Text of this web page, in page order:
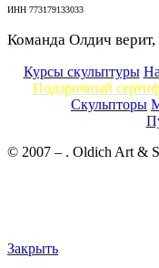
ИНН 773179133033
Команда Олдич
Курсы скульптуры
Подарочный
Скульпторы
© 2007 – . Oldich Art &
Закрыть